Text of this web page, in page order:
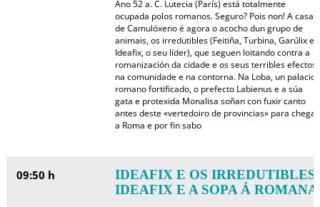
Ano 52 a. C. Lutecia (París) está totalmente
ocupada polos romanos. Seguro? Pois non! A casa
de Camulóxeno é agora o acocho dun grupo de
animais, os irredutibles (Feitiña, Turbina, Garúlix e
Ideafix, o seu líder), que seguen loitando contra a
romanización da cidade e os seus terribles efectos
na comunidade e na contorna. Na Loba, un palacio
romano fortificado, o prefecto Labienus e a súa
gata e protexida Monalisa soñan con fuxir canto
antes deste «vertedoiro de provincias» para chegar
a Roma e por fin sabo
09:50 h
IDEAFIX E OS IRREDUTIBLES:
IDEAFIX E A SOPA Á ROMANA